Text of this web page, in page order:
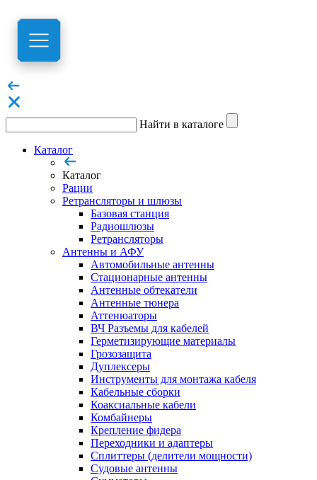
Найти в каталоге
Каталог
Каталог
Рации
Ретрансляторы и шлюзы
Базовая станция
Радиошлюзы
Ретрансляторы
Антенны и АФУ
Автомобильные антенны
Стационарные антенны
Антенные обтекатели
Антенные тюнера
Аттенюаторы
ВЧ Разъемы для кабелей
Герметизирующие материалы
Грозозащита
Дуплексеры
Инструменты для монтажа кабеля
Кабельные сборки
Коаксиальные кабели
Комбайнеры
Крепление фидера
Переходники и адаптеры
Сплиттеры (делители мощности)
Судовые антенны